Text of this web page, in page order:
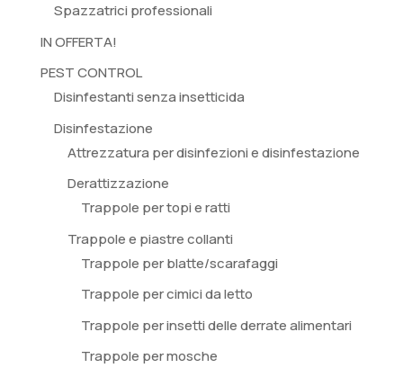
Spazzatrici professionali
IN OFFERTA!
PEST CONTROL
Disinfestanti senza insetticida
Disinfestazione
Attrezzatura per disinfezioni e disinfestazione
Derattizzazione
Trappole per topi e ratti
Trappole e piastre collanti
Trappole per blatte/scarafaggi
Trappole per cimici da letto
Trappole per insetti delle derrate alimentari
Trappole per mosche